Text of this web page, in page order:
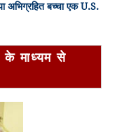
अभिग्रहित बच्चा एक U.S.
के माध्यम से